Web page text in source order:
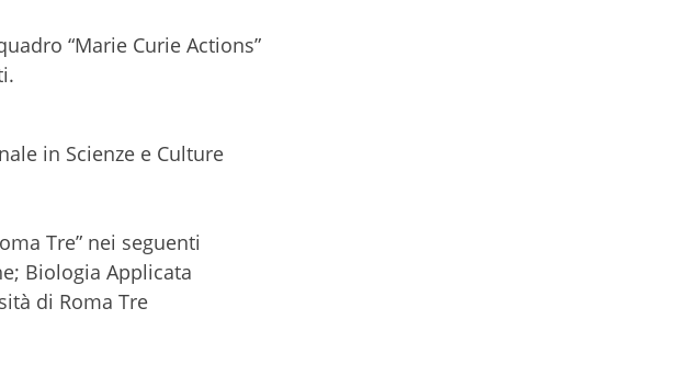
“Marie Curie Actions”
in Scienze e Culture
Tre” nei seguenti
Biologia Applicata
di Roma Tre